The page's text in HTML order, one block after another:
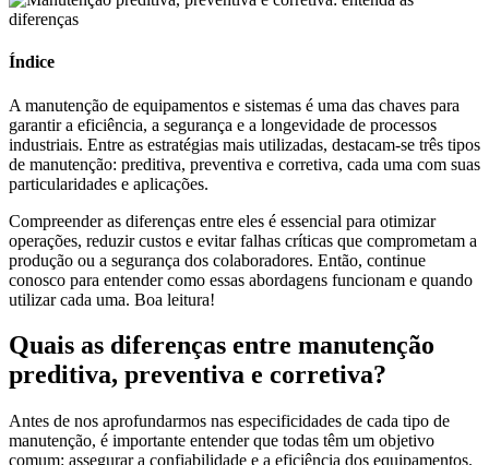
Índice
A manutenção de equipamentos e sistemas é uma das chaves para
garantir a eficiência, a segurança e a longevidade de processos
industriais. Entre as estratégias mais utilizadas, destacam-se três tipos
de manutenção: preditiva, preventiva e corretiva, cada uma com suas
particularidades e aplicações.
Compreender as diferenças entre eles é essencial para otimizar
operações, reduzir custos e evitar falhas críticas que comprometam a
produção ou a segurança dos colaboradores. Então, continue
conosco para entender como essas abordagens funcionam e quando
utilizar cada uma. Boa leitura!
Quais as diferenças entre manutenção
preditiva, preventiva e corretiva?
Antes de nos aprofundarmos nas especificidades de cada tipo de
manutenção, é importante entender que todas têm um objetivo
comum: assegurar a confiabilidade e a eficiência dos equipamentos.